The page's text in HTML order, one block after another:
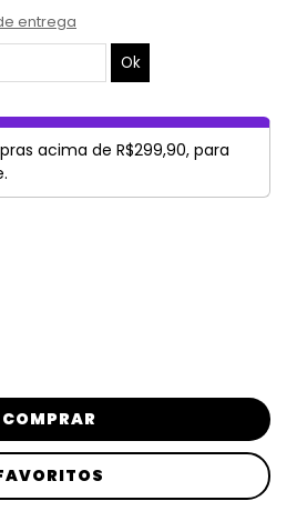
entrega
acima de R$299,90, para
COMPRAR